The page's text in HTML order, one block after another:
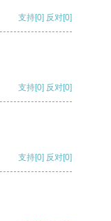
支持[0] 反对[0]
支持[0] 反对[0]
支持[0] 反对[0]